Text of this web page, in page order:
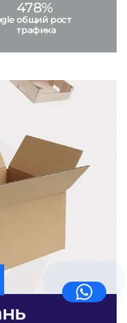
478%
общий рост
трафика